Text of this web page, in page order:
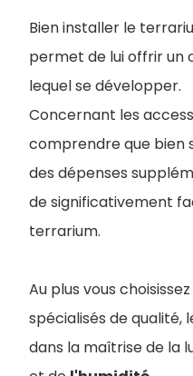
Bien installer le
permet de lui offrir un
lequel se développer.
Concernant les
comprendre que bien
des dépenses
de significativement
terrarium.
Au plus vous
spécialisés de qualité,
dans la maîtrise de la